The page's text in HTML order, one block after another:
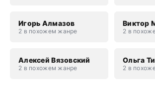
Игорь Алмазов
2 в похожем жанре
Виктор
2 в
Алексей Вязовский
2 в похожем жанре
Ольга
2 в